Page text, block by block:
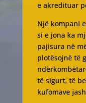
e akredituar
Një kompani
si e jona ka
pajisura në
plotësojnë të
të sigurt, të
kufomave